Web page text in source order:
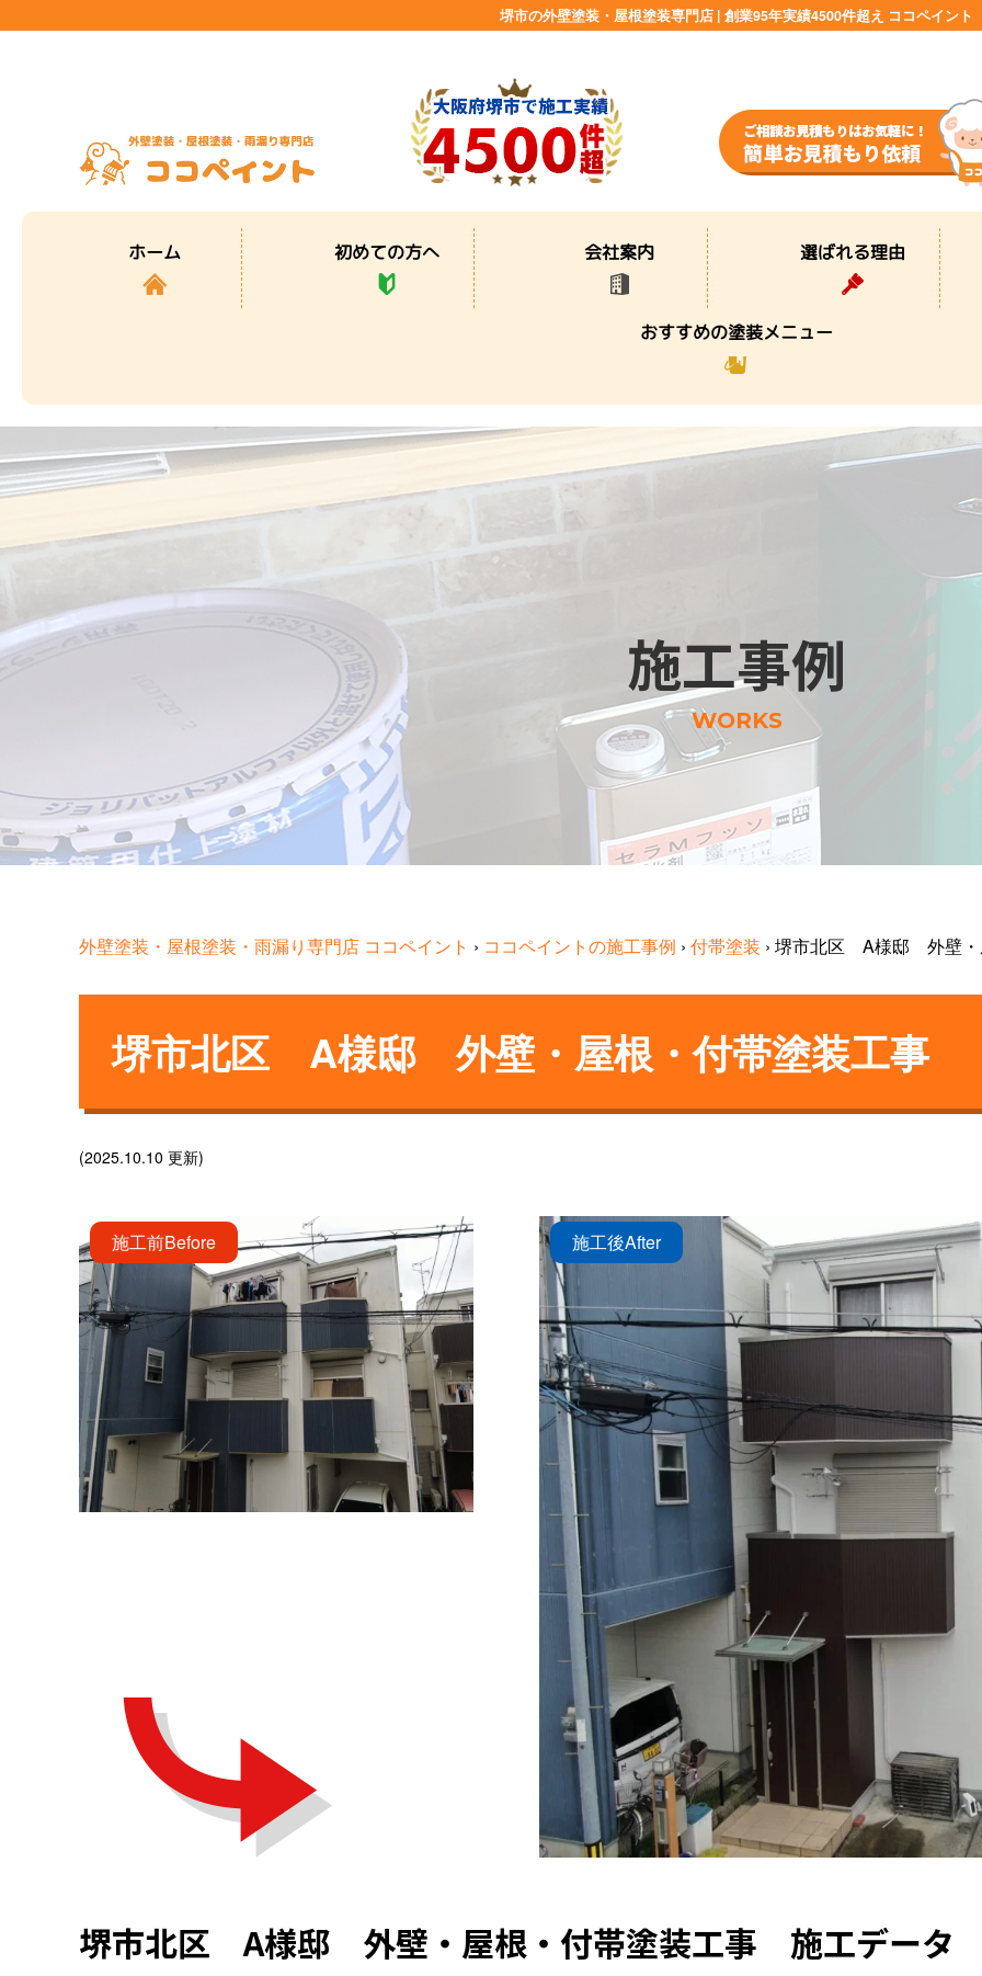
堺市の外壁塗装・屋根塗装専門店 | 創業95年実績4500件超え ココペイント
ホーム 初めての方へ 会社案内 選ばれる理由
おすすめの塗装メニュー
施工事例
WORKS
外壁塗装・屋根塗装・雨漏り専門店 ココペイント › ココペイントの施工事例 › 付帯塗装 › 堺市北区 A様邸 外壁・
堺市北区 A様邸 外壁・屋根・付帯塗装工事
(2025.10.10 更新)
施工前Before 施工後After
堺市北区 A様邸 外壁・屋根・付帯塗装工事 施工データ